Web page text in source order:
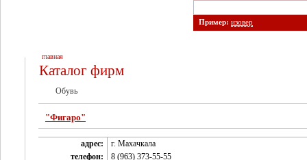
Пример: изовер
главная
Каталог фирм
Обувь
"Фигаро"
адрес:
г. Махачкала
телефон:
8 (963) 373-55-55